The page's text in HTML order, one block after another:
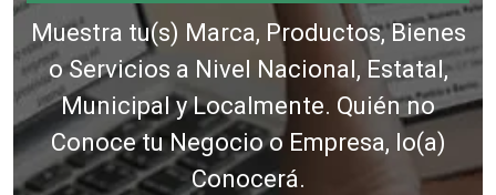
Muestra tu(s) Marca, Productos, Bienes
o Servicios a Nivel Nacional, Estatal,
Municipal y Localmente. Quién no
Conoce tu Negocio o Empresa, lo(a)
Conocerá.